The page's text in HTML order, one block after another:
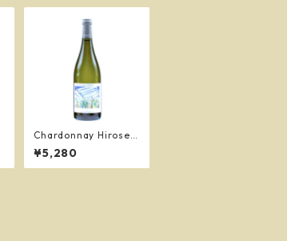
Chardonnay Hirose 2
025 シャルドネ ヒロ
セ 2025／ドゥエ プン
ティ ヴィンヤーズ
¥5,280